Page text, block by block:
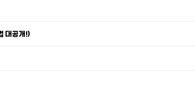
대공개!)